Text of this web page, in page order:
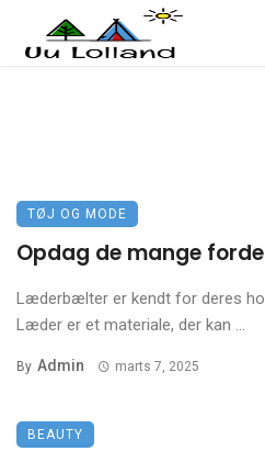
TØJ OG MODE
Opdag de mange
Læderbælter er kendt for deres
Læder er et materiale, der kan ...
By Admin marts 7, 2025
BEAUTY